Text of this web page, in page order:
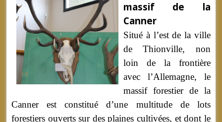
massif de la
Canner
Situé à l’est de la ville
de Thionville, non
loin de la frontière
avec l’Allemagne, le
massif forestier de la
Canner est constitué d’une multitude de lots
forestiers ouverts sur des plaines cultivées, et dont le